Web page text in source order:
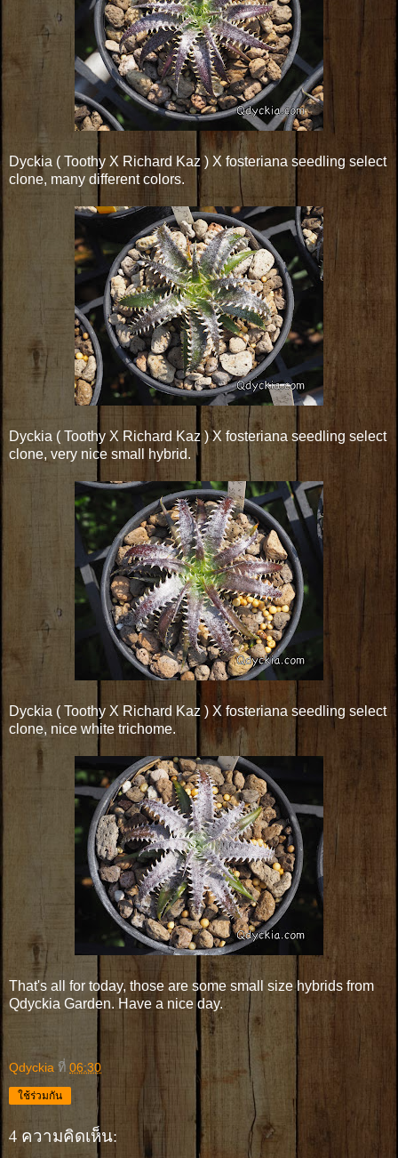
Dyckia ( Toothy X Richard Kaz ) X fosteriana seedling select
clone, many different colors.
Dyckia ( Toothy X Richard Kaz ) X fosteriana seedling select
clone, very nice small hybrid.
Dyckia ( Toothy X Richard Kaz ) X fosteriana seedling select
clone, nice white trichome.
That's all for today, those are some small size hybrids from
Qdyckia Garden. Have a nice day.
Qdyckia ที่ 06:30
ใช้ร่วมกัน
4 ความคิดเห็น: